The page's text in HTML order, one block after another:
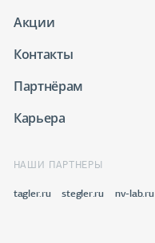
Акции
Контакты
Партнёрам
Карьера
НАШИ ПАРТНЕРЫ
tagler.ru stegler.ru nv-lab.ru